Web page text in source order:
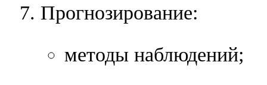
Прогнозирование:
методы наблюдений;